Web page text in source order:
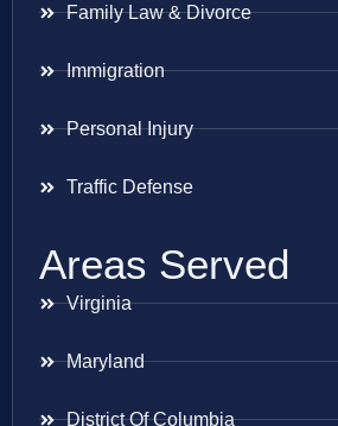
Family Law & Divorce
Immigration
Personal Injury
Traffic Defense
Areas Served
Virginia
Maryland
District Of Columbia